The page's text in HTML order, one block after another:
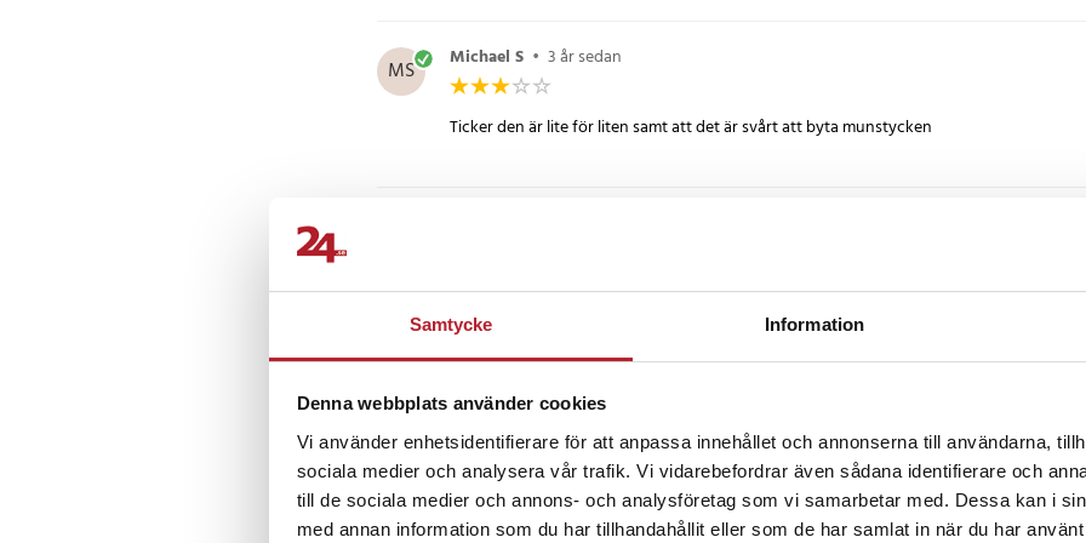
Samtycke Information
Denna webbplats använder cookies
Vi använder enhetsidentifierare för att anpassa innehållet och annonserna till användarna,
sociala medier och analysera vår trafik. Vi vidarebefordrar även sådana identifierare och
till de sociala medier och annons- och analysföretag som vi samarbetar med. Dessa kan i
med annan information som du har tillhandahållit eller som de har samlat in när du har
MS Michael S • 3 år sedan
Ticker den är lite för liten samt att det är svårt att byta munstycken
Helt ok för priset
L • 5 år sedan